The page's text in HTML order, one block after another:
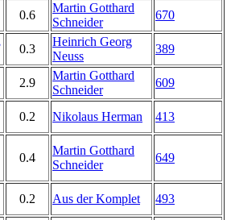
0.6
Martin Gotthard
Schneider
670
0.3
Heinrich Georg
Neuss
389
2.9
Martin Gotthard
Schneider
609
0.2 Nikolaus Herman
413
0.4
Martin Gotthard
Schneider
649
0.2 Aus der Komplet 493